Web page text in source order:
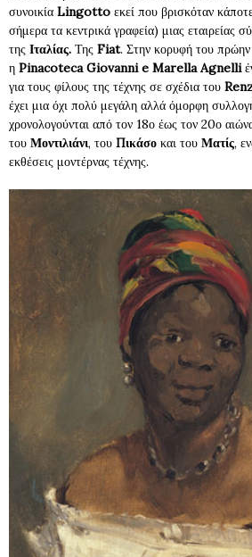
συνοικία Lingotto εκεί που βρισκόταν
σήμερα τα κεντρικά γραφεία) μιας εταιρείας
της Ιταλίας. Της Fiat. Στην κορυφή του πρώην
η Pinacoteca Giovanni e Marella Agnelli
για τους φίλους της τέχνης σε σχέδια του
έχει μια όχι πολύ μεγάλη αλλά όμορφη
χρονολογούνται από τον 18ο έως τον 20ο
του Μοντιλιάνι, του Πικάσο και του Ματίς,
εκθέσεις μοντέρνας τέχνης.